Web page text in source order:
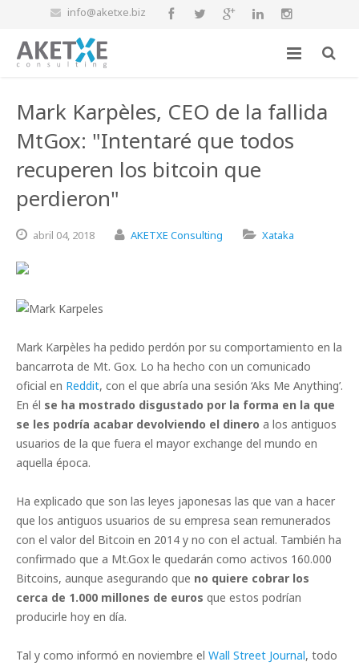
info@aketxe.biz
Mark Karpèles, CEO de la fallida
MtGox: "Intentaré que todos
recuperen los bitcoin que
perdieron"
abril 04, 2018 AKETXE Consulting Xataka
Mark Karpèles ha pedido perdón por su comportamiento en la
bancarrota de Mt. Gox. Lo ha hecho con un comunicado
oficial en Reddit, con el que abría una sesión ‘Aks Me Anything’.
En él se ha mostrado disgustado por la forma en la que
se les podría acabar devolviendo el dinero a los antiguos
usuarios de la que fuera el mayor exchange del mundo en
aquella época.
Ha explicado que son las leyes japonesas las que van a hacer
que los antiguos usuarios de su empresa sean remunerados
con el valor del Bitcoin en 2014 y no con el actual. También ha
confirmado que a Mt.Gox le quedarán como activos 160.000
Bitcoins, aunque asegurando que no quiere cobrar los
cerca de 1.000 millones de euros que estos podrían
producirle hoy en día.
Tal y como informó en noviembre el Wall Street Journal, todo